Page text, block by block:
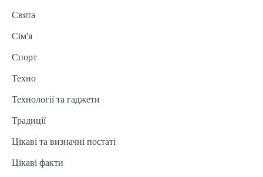
Свята
Сім'я
Спорт
Техно
Технології та гаджети
Традиції
Цікаві та визначні постаті
Цікаві факти